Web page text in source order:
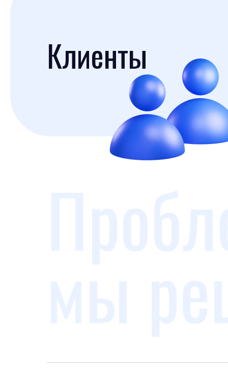
Клиенты